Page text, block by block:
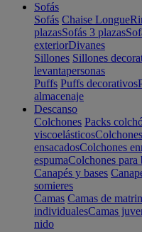
Sofás
Sofás Chaise Longue
plazasSofás 3 plazas
exteriorDivanes
Sillones Sillones
levantapersonas
Puffs Puffs decorativos
almacenaje
Descanso
Colchones Packs
viscoelásticos
ensacadosColchones
espumaColchones para
Canapés y bases
somieres
Camas Camas de
individualesCamas
nido